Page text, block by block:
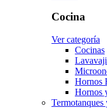
Cocina
Ver categoría
Cocinas
Hornos
Hornos
Termotanques